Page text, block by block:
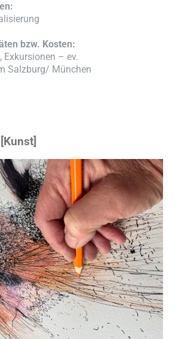
bzw. Kosten:
Exkursionen – ev.
Salzburg/ München